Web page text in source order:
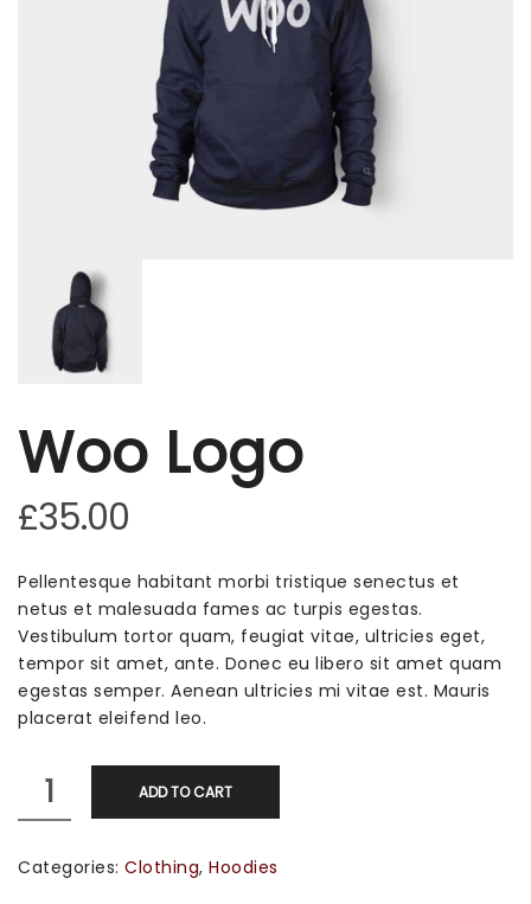
Woo Logo
£35.00
Pellentesque habitant morbi tristique senectus et
netus et malesuada fames ac turpis egestas.
Vestibulum tortor quam, feugiat vitae, ultricies eget,
tempor sit amet, ante. Donec eu libero sit amet quam
egestas semper. Aenean ultricies mi vitae est. Mauris
placerat eleifend leo.
Woo
Logo
ADD TO CART
Categories: Clothing, Hoodies